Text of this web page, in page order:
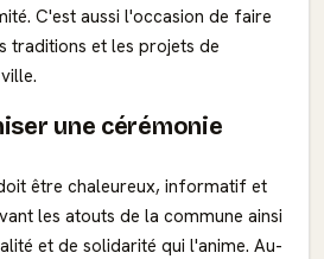
C'est aussi l'occasion de faire
traditions et les projets de
une cérémonie
être chaleureux, informatif et
les atouts de la commune ainsi
et de solidarité qui l'anime. Au-